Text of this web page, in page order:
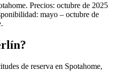
Precios: octubre de 2025
mayo – octubre de
de reserva en Spotahome,